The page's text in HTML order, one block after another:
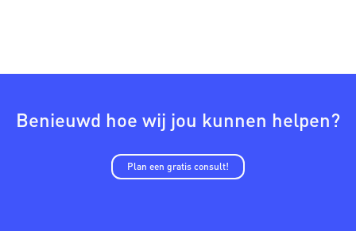
Benieuwd hoe wij jou kunnen helpen?
Plan een gratis consult!